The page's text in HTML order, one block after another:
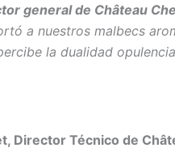
general de Château
a nuestros malbecs
la dualidad
Director Técnico de